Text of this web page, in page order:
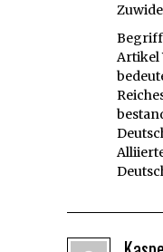
Artikel